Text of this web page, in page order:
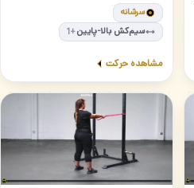
سرشانه
سیم‌کش بالا-پایین +1
مشاهده حرکت